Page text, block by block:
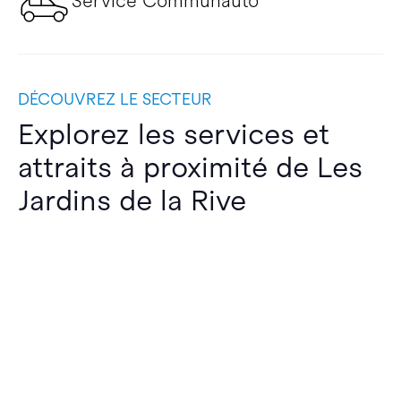
DÉCOUVREZ LE SECTEUR
Explorez les services et
attraits à proximité de Les
Jardins de la Rive